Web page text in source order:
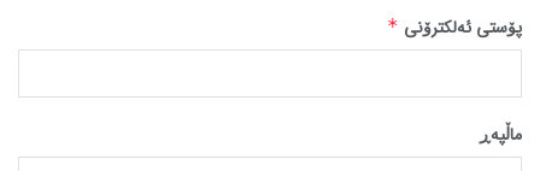
پۆستی ئەلکترۆنی *
ماڵپه‌ڕ